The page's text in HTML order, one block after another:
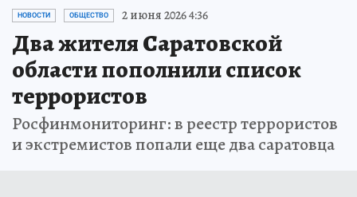
НОВОСТИ ОБЩЕСТВО 2 июня 2026 4:36
Два жителя Саратовской
области пополнили список
террористов
Росфинмониторинг: в реестр террористов
и экстремистов попали еще два саратовца